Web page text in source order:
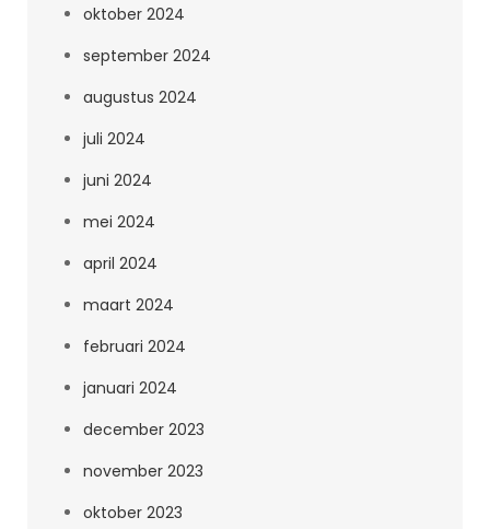
oktober 2024
september 2024
augustus 2024
juli 2024
juni 2024
mei 2024
april 2024
maart 2024
februari 2024
januari 2024
december 2023
november 2023
oktober 2023